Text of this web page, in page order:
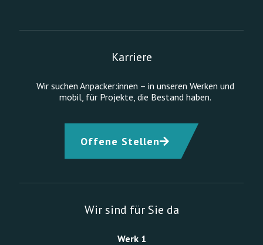
Karriere
Wir suchen Anpacker:innen – in unseren Werken und
mobil, für Projekte, die Bestand haben.
Offene Stellen
Wir sind für Sie da
Werk 1